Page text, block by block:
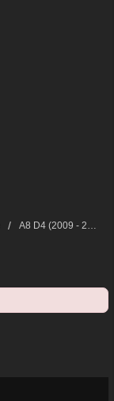
A8 D4 (2009 - 2017)